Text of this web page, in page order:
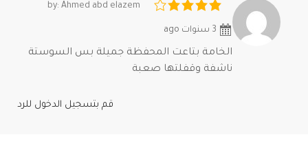
by: Ahmed abd elazem
الخامة بتاعت المحفظة جميلة بس السوستة
ناشفة وقفلتها صعبة
قم بتسجيل الدخول للرد